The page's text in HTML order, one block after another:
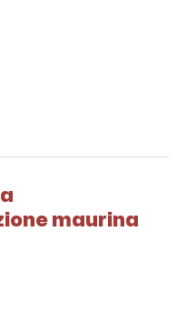
maurina